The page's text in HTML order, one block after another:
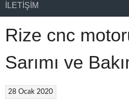
İLETIŞIM
Rize cnc
Sarımı ve
28 Ocak 2020